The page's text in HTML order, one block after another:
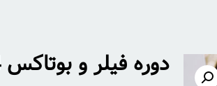
دوره فیلر و بوتاکس 4